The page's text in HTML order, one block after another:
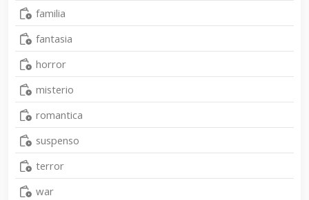
familia
fantasia
horror
misterio
romantica
suspenso
terror
war